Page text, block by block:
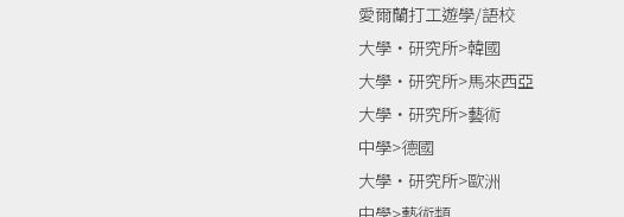
愛爾蘭打工遊學/語校
大學‧研究所>韓國
大學‧研究所>馬來西亞
大學‧研究所>藝術
中學>德國
大學‧研究所>歐洲